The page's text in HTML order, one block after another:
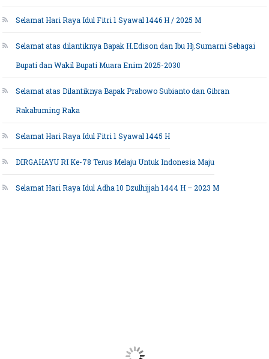
Selamat Hari Raya Idul Fitri 1 Syawal 1446 H / 2025 M
Selamat atas dilantiknya Bapak H.Edison dan Ibu Hj.Sumarni Sebagai
Bupati dan Wakil Bupati Muara Enim 2025-2030
Selamat atas Dilantiknya Bapak Prabowo Subianto dan Gibran
Rakabuming Raka
Selamat Hari Raya Idul Fitri 1 Syawal 1445 H
DIRGAHAYU RI Ke-78 Terus Melaju Untuk Indonesia Maju
Selamat Hari Raya Idul Adha 10 Dzulhijjah 1444 H – 2023 M